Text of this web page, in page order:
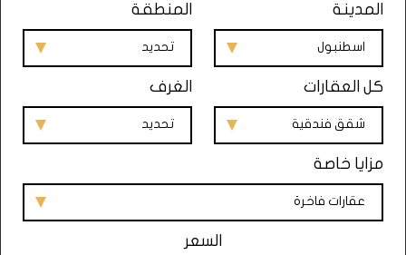
المدينة
اسطنبول
المنطقة
تحديد
كل العقارات
شقق فندقية
الغرف
تحديد
مزايا خاصة
عقارات فاخرة
السعر